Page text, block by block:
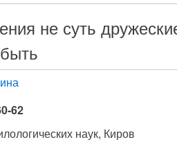
не суть
62
наук, Киров